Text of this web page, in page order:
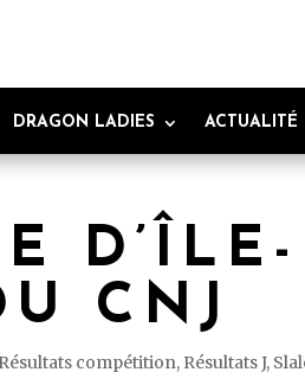
DRAGON LADIES ACTUALITÉ
CNJ
Résultats compétition, Résultats J,